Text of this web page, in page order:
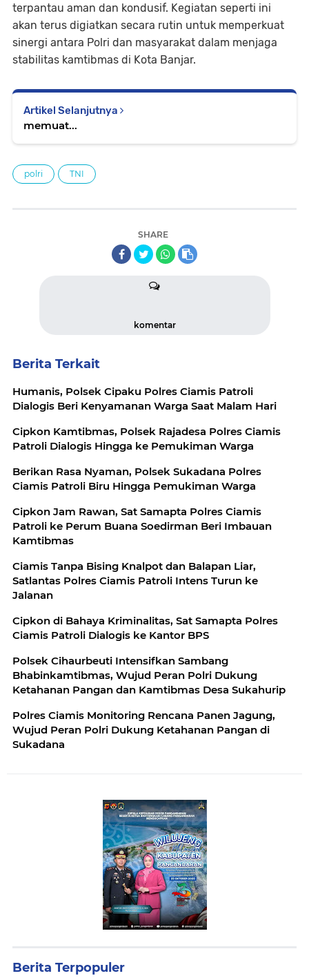
terpantau aman dan kondusif. Kegiatan seperti ini
akan terus digiatkan secara rutin untuk memperkuat
sinergi antara Polri dan masyarakat dalam menjaga
stabilitas kamtibmas di Kota Banjar.
Artikel Selanjutnya
memuat...
polri TNI
SHARE
komentar
Berita Terkait
Humanis, Polsek Cipaku Polres Ciamis Patroli
Dialogis Beri Kenyamanan Warga Saat Malam Hari
Cipkon Kamtibmas, Polsek Rajadesa Polres Ciamis
Patroli Dialogis Hingga ke Pemukiman Warga
Berikan Rasa Nyaman, Polsek Sukadana Polres
Ciamis Patroli Biru Hingga Pemukiman Warga
Cipkon Jam Rawan, Sat Samapta Polres Ciamis
Patroli ke Perum Buana Soedirman Beri Imbauan
Kamtibmas
Ciamis Tanpa Bising Knalpot dan Balapan Liar,
Satlantas Polres Ciamis Patroli Intens Turun ke
Jalanan
Cipkon di Bahaya Kriminalitas, Sat Samapta Polres
Ciamis Patroli Dialogis ke Kantor BPS
Polsek Cihaurbeuti Intensifkan Sambang
Bhabinkamtibmas, Wujud Peran Polri Dukung
Ketahanan Pangan dan Kamtibmas Desa Sukahurip
Polres Ciamis Monitoring Rencana Panen Jagung,
Wujud Peran Polri Dukung Ketahanan Pangan di
Sukadana
Berita Terpopuler